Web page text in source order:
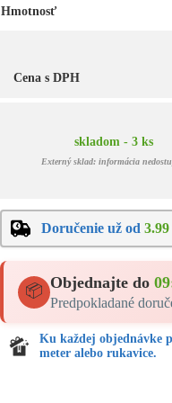
Hmotnosť
Cena s DPH
skladom - 3 ks
Externý sklad: informácia
Doručenie už od3.99
📦 Objednajte do
Predpokladané
Ku každej objednávke
meter alebo rukavice.